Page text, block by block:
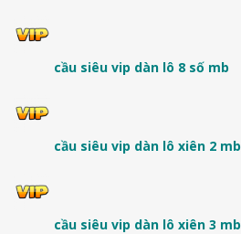
cầu siêu vip dàn lô 8 số mb
cầu siêu vip dàn lô xiên 2 mb
cầu siêu vip dàn lô xiên 3 mb